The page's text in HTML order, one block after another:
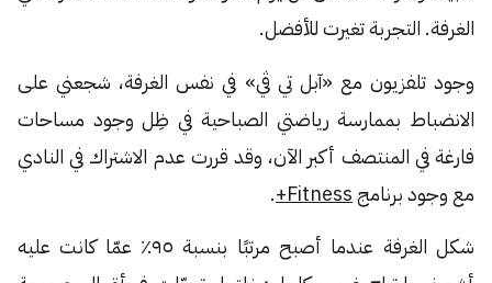
الغرفة. التجربة تغيرت للأفضل.
وجود تلفزيون مع «آبل تي ڤي» في نفس الغرفة، شجعني على
الانضباط بممارسة رياضتي الصباحية في ظِل وجود مساحات
فارغة في المنتصف أكبر الآن، وقد قررت عدم الاشتراك في النادي
مع وجود برنامجFitness+
.
شكل الغرفة عندما أصبح مرتبًا بنسبة ٩٥٪ عمّا كانت عليه